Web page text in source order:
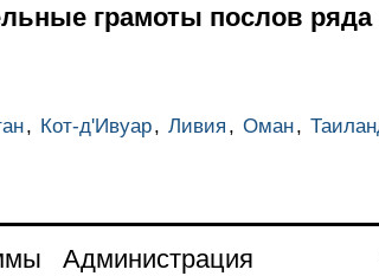
грамоты послов ряда
, Кот-д'Ивуар, Ливия , Оман,
Администрация